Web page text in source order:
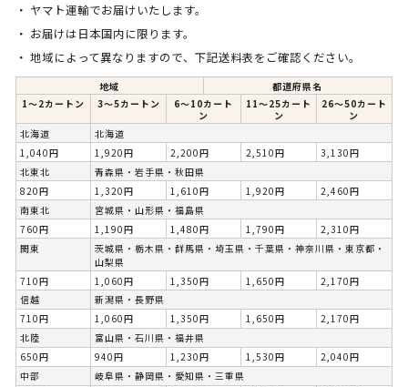
ヤマト運輸でお届けいたします。
お届けは日本国内に限ります。
地域によって異なりますので、下記送料表をご確認ください。
地域
都道府県名
1〜2カートン
3〜5カートン
6〜10カート
ン
11～25カート
ン
26～50カート
ン
北海道
北海道
1,040円
1,920円 2,200円 2,510円
3,130円
北東北
青森県・岩手県・秋田県
820円
1,320円 1,610円 1,920円
2,460円
南東北
宮城県・山形県・福島県
760円
1,190円 1,480円 1,790円
2,310円
関東
茨城県・栃木県・群馬県・埼玉県・千葉県・神奈川県・東京都・
山梨県
710円
1,060円 1,350円 1,650円
2,170円
信越
新潟県・長野県
710円
1,060円 1,350円 1,650円
2,170円
北陸
富山県・石川県・福井県
650円
940円 1,230円 1,530円
2,040円
中部
岐阜県・静岡県・愛知県・三重県